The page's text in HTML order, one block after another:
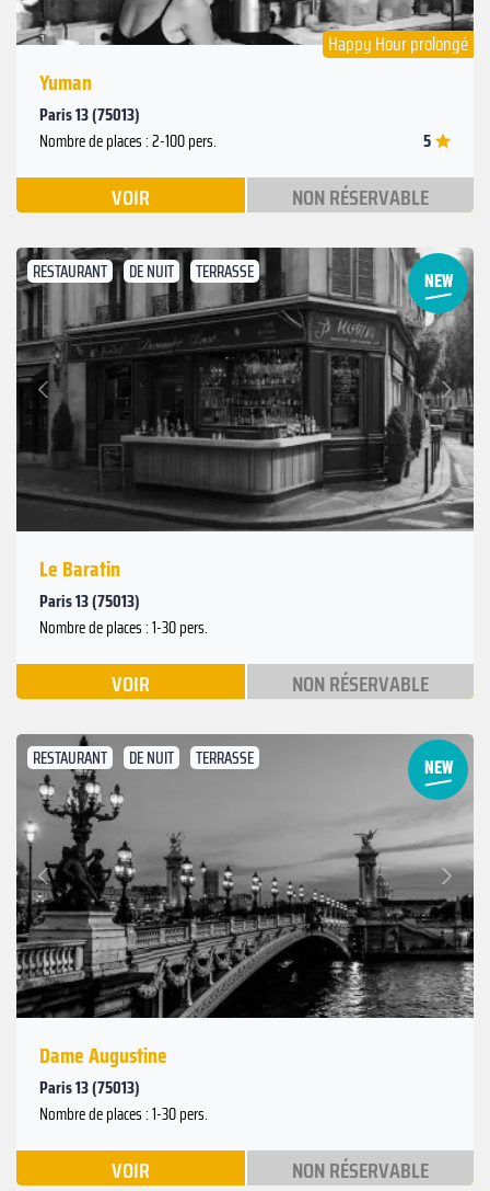
Happy Hour prolongé
Yuman
Paris 13 (75013)
Nombre de places : 2-100 pers. 5
VOIR NON RÉSERVABLE
RESTAURANT DE NUIT TERRASSE
Précédent
Suivant
Le Baratin
Paris 13 (75013)
Nombre de places : 1-30 pers.
VOIR NON RÉSERVABLE
RESTAURANT DE NUIT TERRASSE
Précédent
Suivant
Dame Augustine
Paris 13 (75013)
Nombre de places : 1-30 pers.
VOIR NON RÉSERVABLE